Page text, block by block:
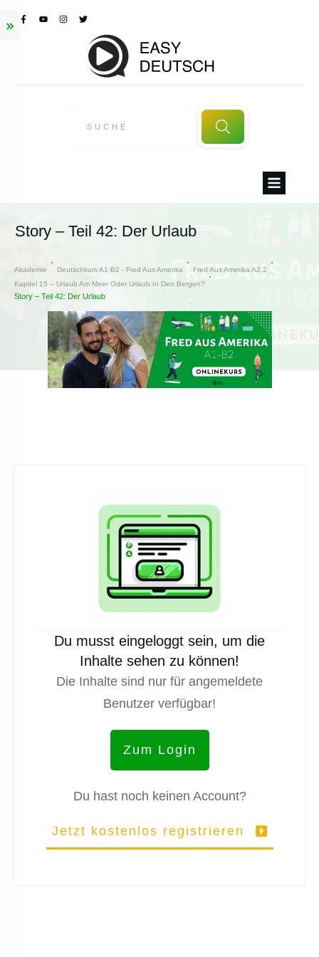
Story – Teil 42: Der Urlaub
Akademie Deutschkurs A1-B2 - Fred Aus Amerika
Fred Aus Amerika A2.2
Kapitel 15 – Urlaub Am Meer Oder Urlaub In Den Bergen?
Story – Teil 42: Der Urlaub
Du musst eingeloggt sein, um die
Inhalte sehen zu können!
Die Inhalte sind nur für angemeldete
Benutzer verfügbar!
Zum Login
Du hast noch keinen Account?
Jetzt kostenlos registrieren